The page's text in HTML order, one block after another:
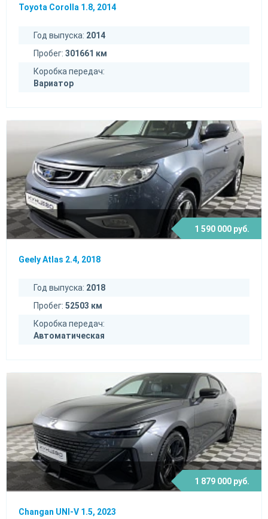
Toyota Corolla 1.8, 2014
Год выпуска: 2014
Пробег: 301661 км
Коробка передач:
Вариатор
1 590 000 руб.
Geely Atlas 2.4, 2018
Год выпуска: 2018
Пробег: 52503 км
Коробка передач:
Автоматическая
1 879 000 руб.
Changan UNI-V 1.5, 2023